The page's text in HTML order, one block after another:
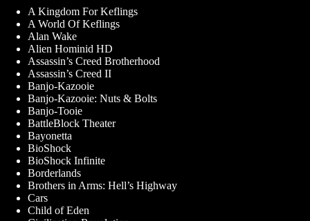
A Kingdom For Keflings
A World Of Keflings
Alan Wake
Alien Hominid HD
Assassin’s Creed Brotherhood
Assassin’s Creed II
Banjo-Kazooie
Banjo-Kazooie: Nuts & Bolts
Banjo-Tooie
BattleBlock Theater
Bayonetta
BioShock
BioShock Infinite
Borderlands
Brothers in Arms: Hell’s Highway
Cars
Child of Eden